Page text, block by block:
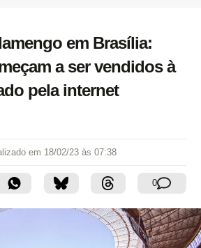
em Brasília:
a ser vendidos à
pela internet
em 18/02/23 às 07:38
0